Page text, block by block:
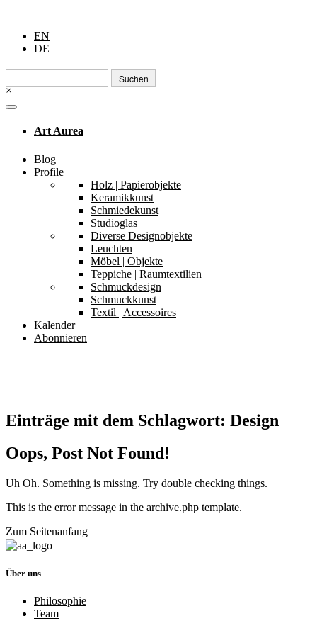
EN
DE
Suchen
nach:
×
Art Aurea
Blog
Profile
Holz | Papierobjekte
Keramikkunst
Schmiedekunst
Studioglas
Diverse Designobjekte
Leuchten
Möbel | Objekte
Teppiche | Raumtextilien
Schmuckdesign
Schmuckkunst
Textil | Accessoires
Kalender
Abonnieren
Einträge mit dem Schlagwort: Design
Oops, Post Not Found!
Uh Oh. Something is missing. Try double checking things.
This is the error message in the archive.php template.
Zum Seitenanfang
Über uns
Philosophie
Team